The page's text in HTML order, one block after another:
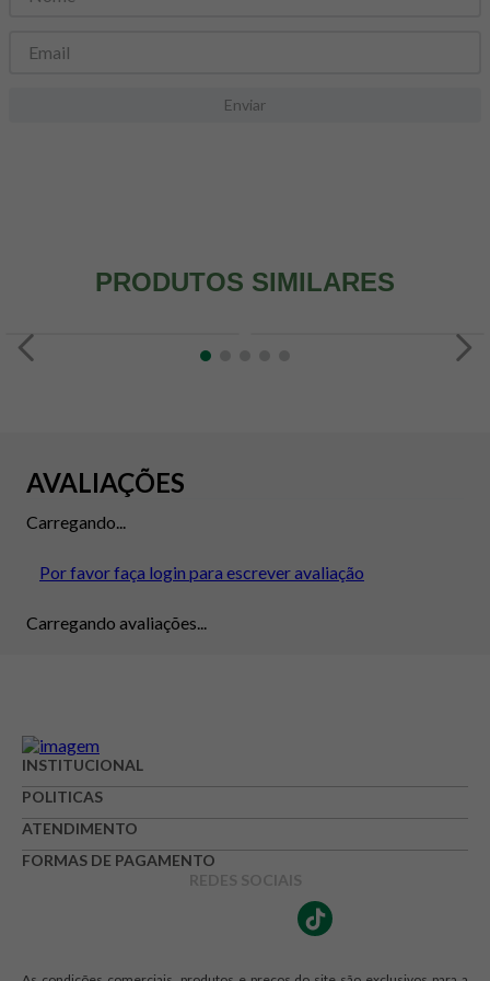
Enviar
PRODUTOS SIMILARES
AVALIAÇÕES
Carregando...
Por favor faça login para escrever avaliação
Carregando avaliações...
INSTITUCIONAL
POLITICAS
ATENDIMENTO
FORMAS DE PAGAMENTO
REDES SOCIAIS
8º snack proteico mundo verde
9 psyllium